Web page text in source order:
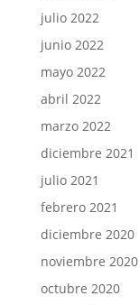
julio 2022
junio 2022
mayo 2022
abril 2022
marzo 2022
diciembre 2021
julio 2021
febrero 2021
diciembre 2020
noviembre 2020
octubre 2020